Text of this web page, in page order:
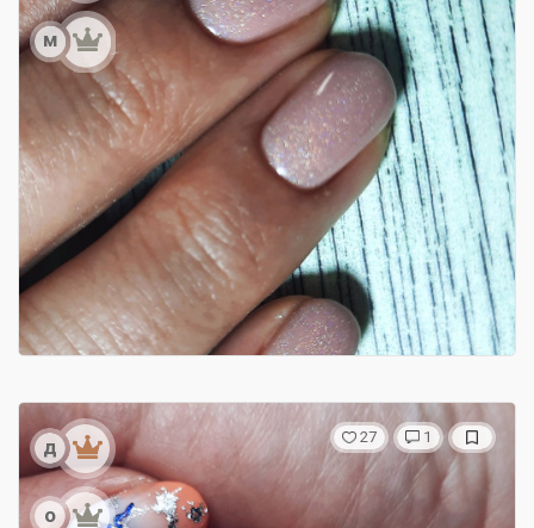
м
д
о
27 1